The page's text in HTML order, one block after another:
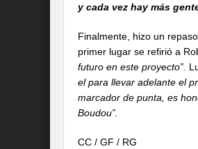
y cada vez hay más
Finalmente, hizo un
primer lugar se refirió a
futuro en este proyecto”.
el para llevar adelante el
marcador de punta, es
Boudou”.
CC / GF / RG